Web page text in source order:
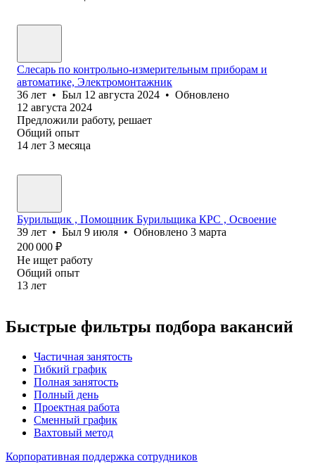
Слесарь по контрольно-измерительным приборам и
автоматике, Электромонтажник
36 лет • Был 12 августа 2024 • Обновлено
12 августа 2024
Предложили работу, решает
Общий опыт
14 лет 3 месяца
Бурильщик , Помощник Бурильщика КРС , Освоение
39 лет • Был 9 июля • Обновлено 3 марта
200 000 ₽
Не ищет работу
Общий опыт
13 лет
Быстрые фильтры подбора вакансий
Частичная занятость
Гибкий график
Полная занятость
Полный день
Проектная работа
Сменный график
Вахтовый метод
Корпоративная поддержка сотрудников